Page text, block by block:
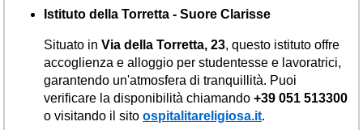
Istituto della Torretta - Suore Clarisse
Situato in Via della Torretta, 23, questo istituto offre
accoglienza e alloggio per studentesse e lavoratrici,
garantendo un'atmosfera di tranquillità. Puoi
verificare la disponibilità chiamando +39 051 513300
o visitando il sito ospitalitareligiosa.it.